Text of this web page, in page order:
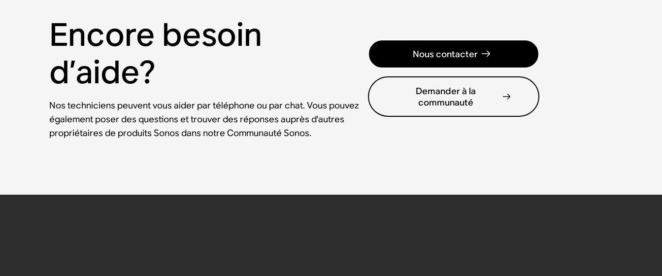
Encore besoin
d’aide?
Nos techniciens peuvent vous aider par téléphone ou par chat. Vous pouvez
également poser des questions et trouver des réponses auprès d'autres
propriétaires de produits Sonos dans notre Communauté Sonos.
Nous contacter
Demander à la
communauté